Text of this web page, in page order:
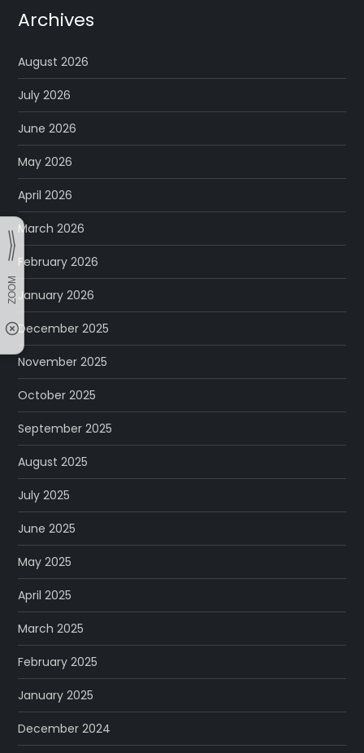
Archives
August 2026
July 2026
June 2026
May 2026
April 2026
March 2026
February 2026
January 2026
December 2025
November 2025
October 2025
September 2025
August 2025
July 2025
June 2025
May 2025
April 2025
March 2025
February 2025
January 2025
December 2024